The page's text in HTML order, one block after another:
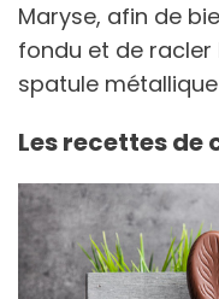
Maryse, afin de
fondu et de racler
spatule
Les recettes de